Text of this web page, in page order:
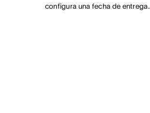
configura una fecha de entrega.